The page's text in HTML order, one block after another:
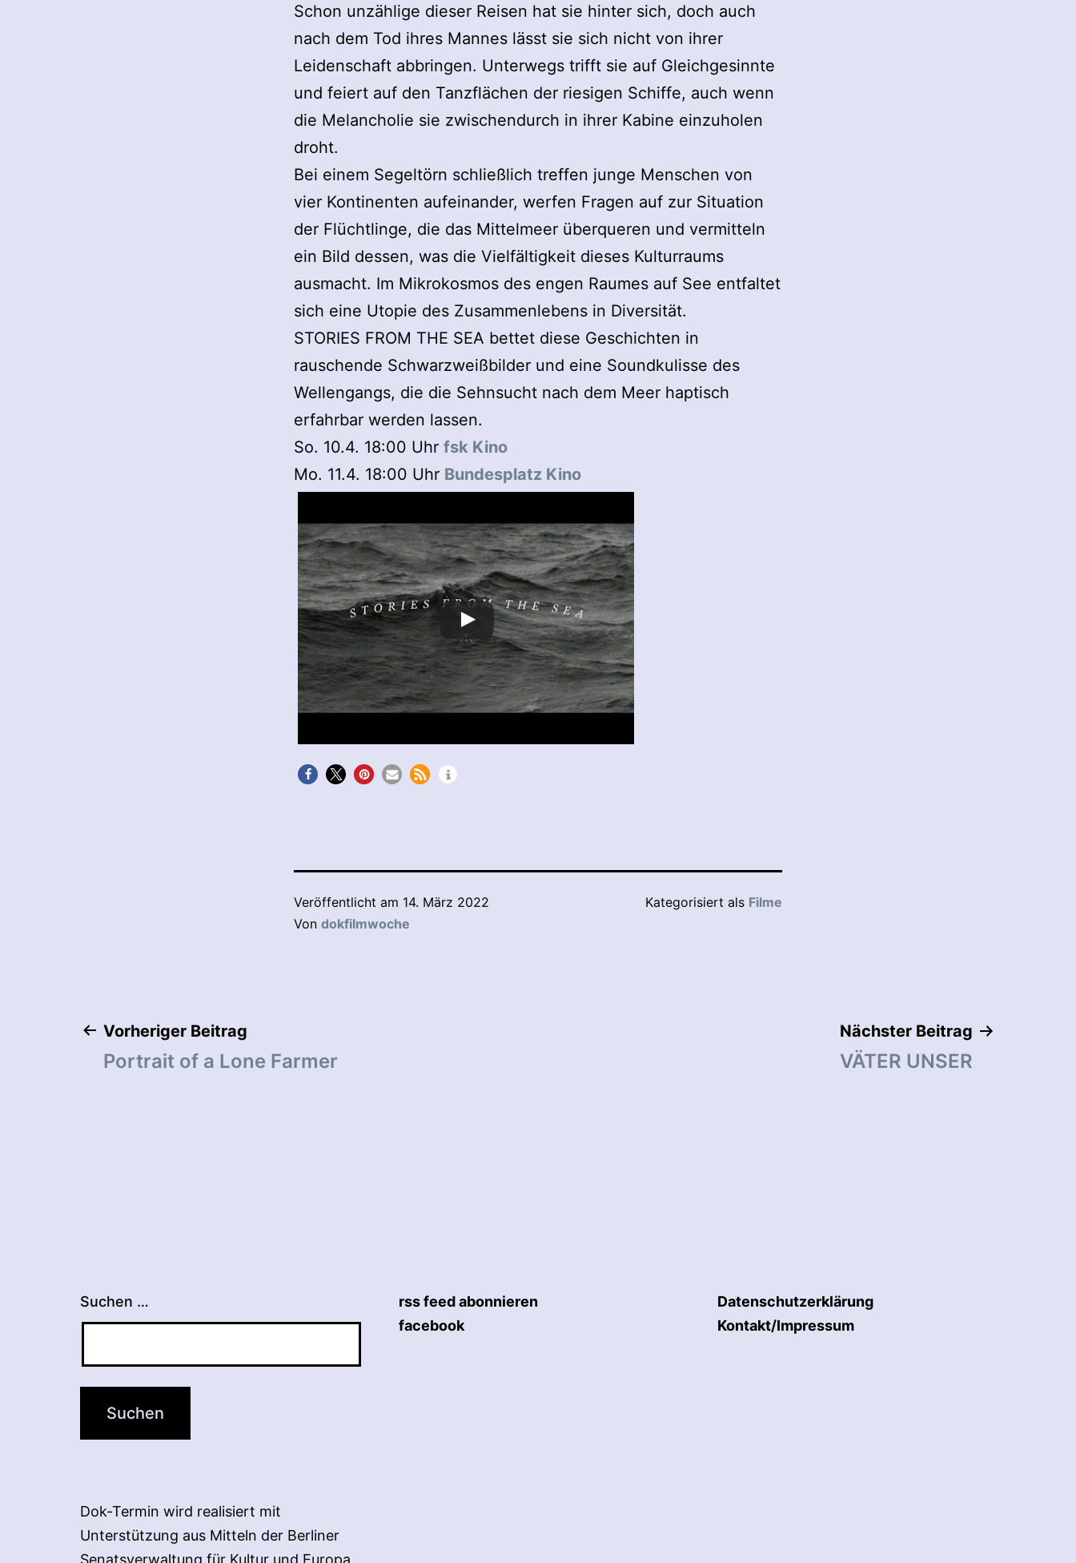
Schon unzählige dieser Reisen hat sie hinter sich, doch auch
nach dem Tod ihres Mannes lässt sie sich nicht von ihrer
Leidenschaft abbringen. Unterwegs trifft sie auf Gleichgesinnte
und feiert auf den Tanzflächen der riesigen Schiffe, auch wenn
die Melancholie sie zwischendurch in ihrer Kabine einzuholen
droht.
Bei einem Segeltörn schließlich treffen junge Menschen von
vier Kontinenten aufeinander, werfen Fragen auf zur Situation
der Flüchtlinge, die das Mittelmeer überqueren und vermitteln
ein Bild dessen, was die Vielfältigkeit dieses Kulturraums
ausmacht. Im Mikrokosmos des engen Raumes auf See entfaltet
sich eine Utopie des Zusammenlebens in Diversität.
STORIES FROM THE SEA bettet diese Geschichten in
rauschende Schwarzweißbilder und eine Soundkulisse des
Wellengangs, die die Sehnsucht nach dem Meer haptisch
erfahrbar werden lassen.
So. 10.4. 18:00 Uhr fsk­ Kino
Mo. 11.4. 18:00 Uhr Bundesplatz ­Kino
Veröffentlicht am 14. März 2022
Von dokfilmwoche
Kategorisiert als Filme
Beitragsnavigation
Vorheriger Beitrag
Portrait of a Lone Farmer
Nächster Beitrag
VÄTER UNSER
Suchen …
rss feed abonnieren
facebook
Datenschutzerklärung
Kontakt/Impressum
Dok-Termin wird realisiert mit
Unterstützung aus Mitteln der Berliner
Senatsverwaltung für Kultur und Europa